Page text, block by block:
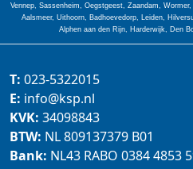
Vennep, Sassenheim, Oegstgeest, Zaandam,
Aalsmeer, Uithoorn, Badhoevedorp, Leiden,
Alphen aan den Rijn, Harderwijk, Den
T: 023-5322015
E: info@ksp.nl
KVK: 34098843
BTW: NL 809137379 B01
Bank: NL43 RABO 0384 4853